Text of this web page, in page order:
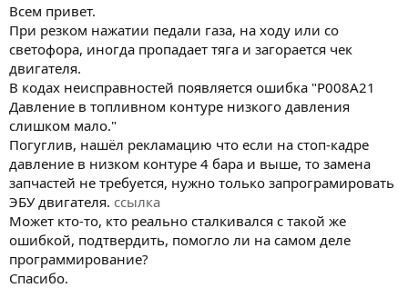
Всем привет.
При резком нажатии педали газа, на ходу или со
светофора, иногда пропадает тяга и загорается чек
двигателя.
В кодах неисправностей появляется ошибка "P008A21
Давление в топливном контуре низкого давления
слишком мало."
Погуглив, нашёл рекламацию что если на стоп-кадре
давление в низком контуре 4 бара и выше, то замена
запчастей не требуется, нужно только запрограмировать
ЭБУ двигателя. ссылка
Может кто-то, кто реально сталкивался с такой же
ошибкой, подтвердить, помогло ли на самом деле
программирование?
Спасибо.